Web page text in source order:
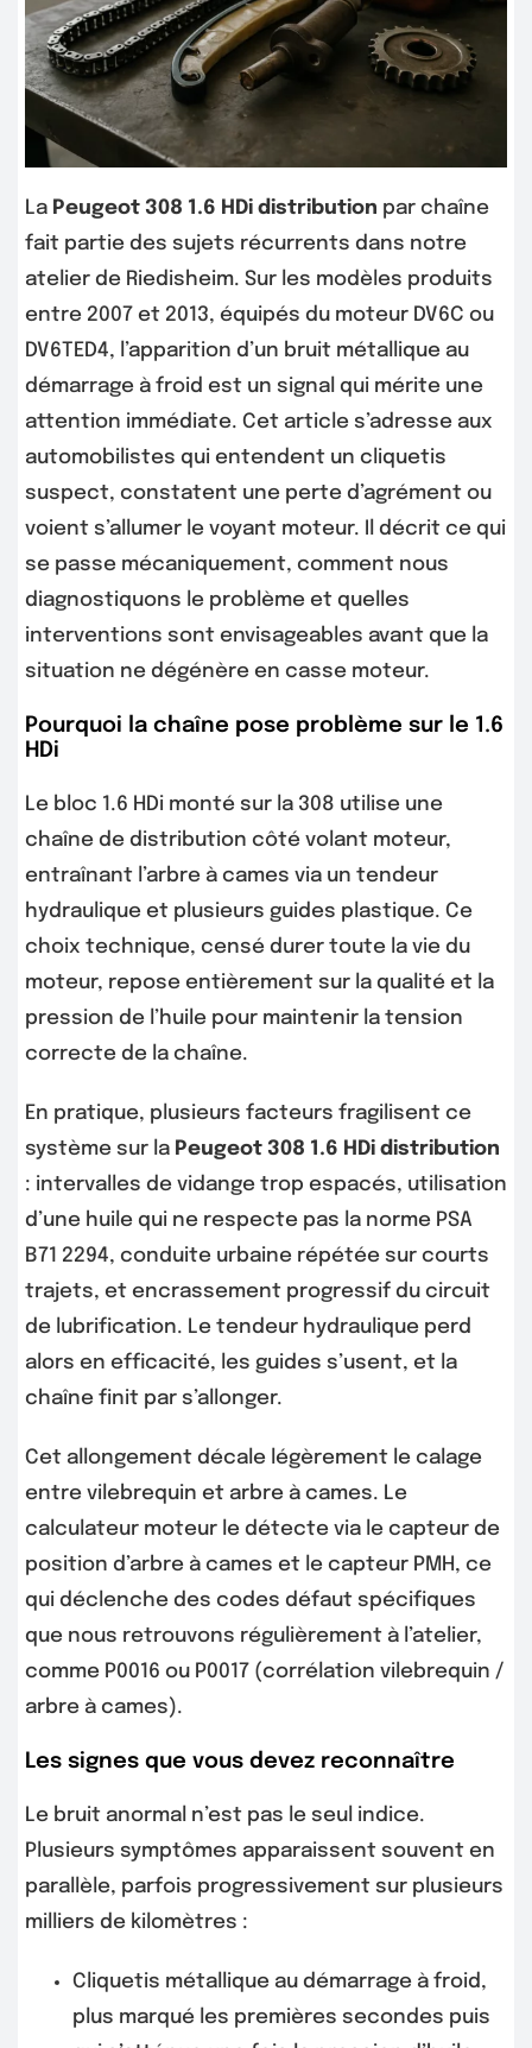
La Peugeot 308 1.6 HDi distribution par chaîne
fait partie des sujets récurrents dans notre
atelier de Riedisheim. Sur les modèles produits
entre 2007 et 2013, équipés du moteur DV6C ou
DV6TED4, l’apparition d’un bruit métallique au
démarrage à froid est un signal qui mérite une
attention immédiate. Cet article s’adresse aux
automobilistes qui entendent un cliquetis
suspect, constatent une perte d’agrément ou
voient s’allumer le voyant moteur. Il décrit ce qui
se passe mécaniquement, comment nous
diagnostiquons le problème et quelles
interventions sont envisageables avant que la
situation ne dégénère en casse moteur.
Pourquoi la chaîne pose problème sur le 1.6
HDi
Le bloc 1.6 HDi monté sur la 308 utilise une
chaîne de distribution côté volant moteur,
entraînant l’arbre à cames via un tendeur
hydraulique et plusieurs guides plastique. Ce
choix technique, censé durer toute la vie du
moteur, repose entièrement sur la qualité et la
pression de l’huile pour maintenir la tension
correcte de la chaîne.
En pratique, plusieurs facteurs fragilisent ce
système sur la Peugeot 308 1.6 HDi distribution
: intervalles de vidange trop espacés, utilisation
d’une huile qui ne respecte pas la norme PSA
B71 2294, conduite urbaine répétée sur courts
trajets, et encrassement progressif du circuit
de lubrification. Le tendeur hydraulique perd
alors en efficacité, les guides s’usent, et la
chaîne finit par s’allonger.
Cet allongement décale légèrement le calage
entre vilebrequin et arbre à cames. Le
calculateur moteur le détecte via le capteur de
position d’arbre à cames et le capteur PMH, ce
qui déclenche des codes défaut spécifiques
que nous retrouvons régulièrement à l’atelier,
comme P0016 ou P0017 (corrélation vilebrequin /
arbre à cames).
Les signes que vous devez reconnaître
Le bruit anormal n’est pas le seul indice.
Plusieurs symptômes apparaissent souvent en
parallèle, parfois progressivement sur plusieurs
milliers de kilomètres :
Cliquetis métallique au démarrage à froid,
plus marqué les premières secondes puis